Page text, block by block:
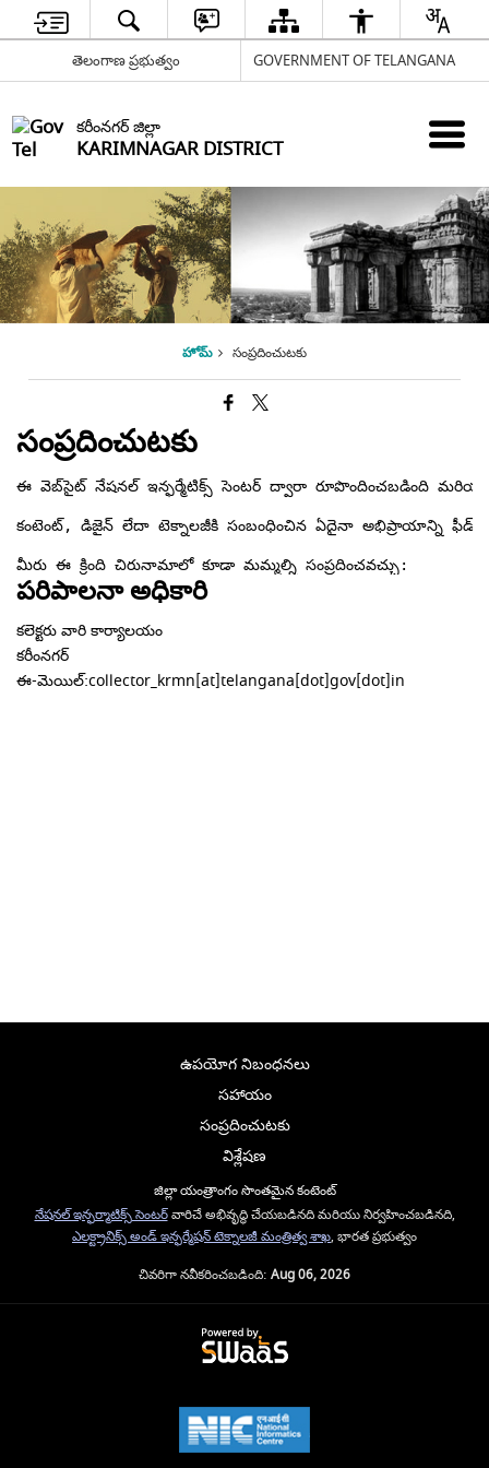
తెలంగాణ ప్రభుత్వం GOVERNMENT OF TELANGANA
కరీంనగర్ జిల్లా
KARIMNAGAR DISTRICT
హోమ్ సంప్రదించుటకు
సంప్రదించుటకు
ఈ వెబ్‌సైట్ నేషనల్ ఇన్ఫర్మేటిక్స్ సెంటర్ ద్వారా రూపొందించబడింది మరియు అభివృద్ధి చేయబడింది మరియు ఎలక్ట్రానిక్స్ మరియు ఇన్ఫర్మేషన్ టెక్నాలజీ మంత్రిత్వ శాఖ ద్వారా నిర్వహించబడుతుంది. భారత ప్రభుత్వం.
కంటెంట్, డిజైన్ లేదా టెక్నాలజీకి సంబంధించిన ఏదైనా అభిప్రాయాన్ని ఫీడ్‌బ్యాక్ విభాగంలో సమర్పించవచ్చు.
మీరు ఈ క్రింది చిరునామాలో కూడా మమ్మల్ని సంప్రదించవచ్చు:
పరిపాలనా అధికారి
కలెక్టరు వారి కార్యాలయం
కరీంనగర్
ఈ-మెయిల్:collector_krmn[at]telangana[dot]gov[dot]in
ఉపయోగ నిబంధనలు
సహాయం
సంప్రదించుటకు
విశ్లేషణ
జిల్లా యంత్రాంగం సొంతమైన కంటెంట్
నేషనల్ ఇన్ఫర్మాటిక్స్ సెంటర్వారిచే అభివృద్ధి చేయబడినది మరియు నిర్వహించబడినది,
ఎలక్ట్రానిక్స్ అండ్ ఇన్ఫర్మేషన్ టెక్నాలజీ మంత్రిత్వ శాఖ, భారత ప్రభుత్వం
చివరిగా నవీకరించబడింది: Aug 06, 2026